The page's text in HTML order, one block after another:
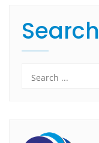
Search